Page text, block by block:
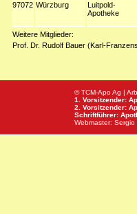
97072 Würzburg
Luitpold-
Apotheke
Weitere Mitglieder:
Prof. Dr. Rudolf Bauer (Karl-
© TCM-Apo Ag |
1. Vorsitzender:
2. Vorsitzender:
Schriftführer:
Webmaster: Sergio